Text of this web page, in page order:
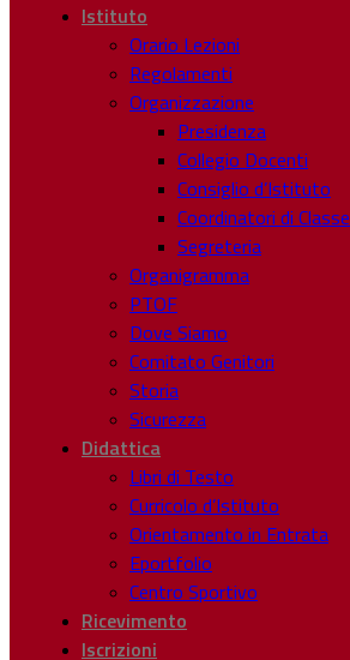
Istituto
Orario Lezioni
Regolamenti
Organizzazione
Presidenza
Collegio Docenti
Consiglio d’Istituto
Coordinatori di Classe
Segreteria
Organigramma
PTOF
Dove Siamo
Comitato Genitori
Storia
Sicurezza
Didattica
Libri di Testo
Curricolo d’Istituto
Orientamento in Entrata
Eportfolio
Centro Sportivo
Ricevimento
Iscrizioni